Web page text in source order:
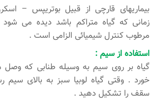
بیماریهای قارچی از قبیل بوتریپس –
زمانی که گیاه متراکم باشد دیده می
مرطوب کنترل شیمیائی الزامی است .
استفاده از سیم :
گیاه بر روی سیم به وسیله طنابی که
خورد . وقتی گیاه لوبیا سبز به بالای سیم
سقف را تشکیل دهید .